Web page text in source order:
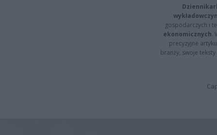
gospodarczych i
ekonomicznych.
precyzyjne
branży, swoje